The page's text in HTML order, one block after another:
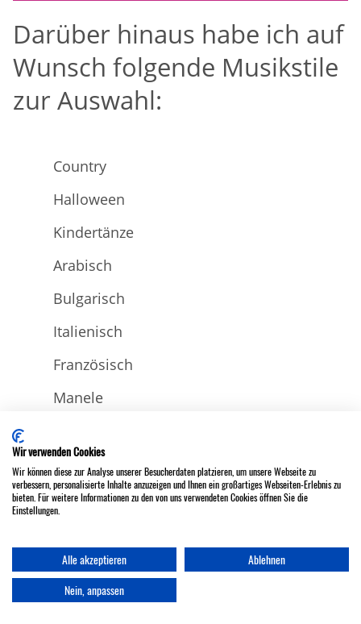
Darüber hinaus habe ich auf
Wunsch folgende Musikstile
zur Auswahl:
Country
Halloween
Kindertänze
Arabisch
Bulgarisch
Italienisch
Französisch
Manele
Romänisch
Türkisch
DJ Sascha Schunk
Hallo, ich bin gerade online. Schreib mich
Wir verwenden Cookies
Wir können diese zur Analyse unserer Besucherdaten platzieren, um unsere Webseite zu
verbessern, personalisierte Inhalte anzuzeigen und Ihnen ein großartiges Webseiten-Erlebnis zu
bieten. Für weitere Informationen zu den von uns verwendeten Cookies öffnen Sie die
Einstellungen.
Alle akzeptieren
Ablehnen
Nein, anpassen